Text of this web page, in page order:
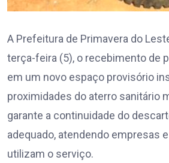
A Prefeitura de Primavera do
terça-feira (5), o recebimento de
em um novo espaço provisório
proximidades do aterro sanitário
garante a continuidade do
adequado, atendendo empresas
utilizam o serviço.